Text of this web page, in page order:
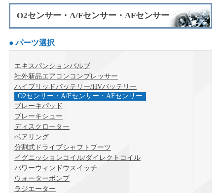
O2センサー・A/Fセンサー・AFセンサー
パーツ選択
エキスパンションバルブ
社外新品エアコンコンプレッサー
ハイブリッドバッテリー/HVバッテリー
O2センサー・A/Fセンサー・AFセンサー
ブレーキパッド
ブレーキシュー
ディスクローター
ベアリング
分割式ドライブシャフトブーツ
イグニッションコイル/ダイレクトコイル
パワーウィンドウスイッチ
ウォーターポンプ
ラジエーター